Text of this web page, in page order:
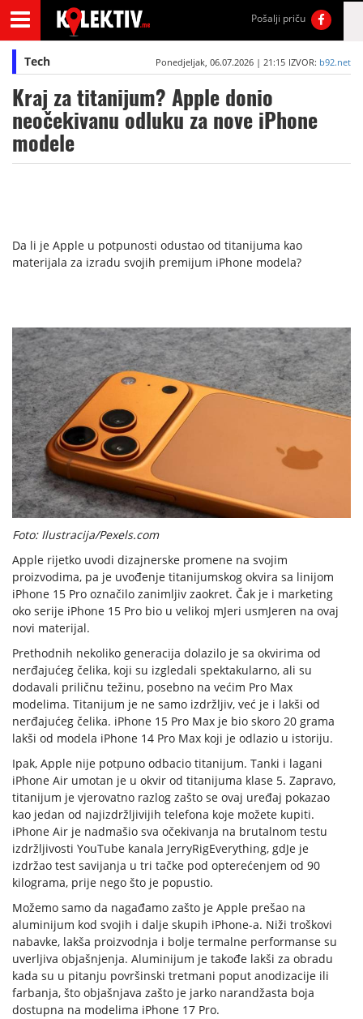
Pošalji priču
Tech Ponedjeljak, 06.07.2026 | 21:15 IZVOR: b92.net
Kraj za titanijum? Apple donio
neočekivanu odluku za nove iPhone
modele
Da li je Apple u potpunosti odustao od titanijuma kao
materijala za izradu svojih premijum iPhone modela?
Foto: Ilustracija/Pexels.com
Apple rijetko uvodi dizajnerske promene na svojim
proizvodima, pa je uvođenje titanijumskog okvira sa linijom
iPhone 15 Pro označilo zanimljiv zaokret. Čak je i marketing
oko serije iPhone 15 Pro bio u velikoj mJeri usmJeren na ovaj
novi materijal.
Prethodnih nekoliko generacija dolazilo je sa okvirima od
nerđajućeg čelika, koji su izgledali spektakularno, ali su
dodavali priličnu težinu, posebno na većim Pro Max
modelima. Titanijum je ne samo izdržljiv, već je i lakši od
nerđajućeg čelika. iPhone 15 Pro Max je bio skoro 20 grama
lakši od modela iPhone 14 Pro Max koji je odlazio u istoriju.
Ipak, Apple nije potpuno odbacio titanijum. Tanki i lagani
iPhone Air umotan je u okvir od titanijuma klase 5. Zapravo,
titanijum je vjerovatno razlog zašto se ovaj uređaj pokazao
kao jedan od najizdržljivijih telefona koje možete kupiti.
iPhone Air je nadmašio sva očekivanja na brutalnom testu
izdržljivosti YouTube kanala JerryRigEverything, gdJe je
izdržao test savijanja u tri tačke pod opterećenjem od 90
kilograma, prije nego što je popustio.
Možemo samo da nagađamo zašto je Apple prešao na
aluminijum kod svojih i dalje skupih iPhone-a. Niži troškovi
nabavke, lakša proizvodnja i bolje termalne performanse su
uverljiva objašnjenja. Aluminijum je takođe lakši za obradu
kada su u pitanju površinski tretmani poput anodizacije ili
farbanja, što objašnjava zašto je jarko narandžasta boja
dostupna na modelima iPhone 17 Pro.